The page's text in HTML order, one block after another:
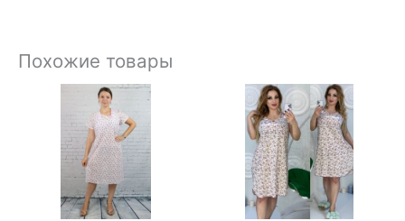
Похожие товары